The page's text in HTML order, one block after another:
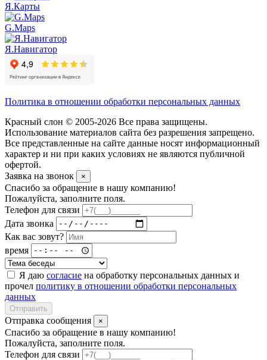
Я.Карты
G.Maps
Я.Навигатор
Политика в отношении обработки персональных данных
Красный слон © 2005-2026 Все права защищены.
Использование материалов сайта без разрешения запрещено.
Все представленные на сайте данные носят информационный
характер и ни при каких условиях не являются публичной
офертой.
Заявка на звонок
×
Спасибо за обращение в нашу компанию!
Пожалуйста, заполните поля.
Телефон для связи
Дата звонка
Как вас зовут?
время
Я даю согласие на обработку персональных данных и
прочел политику в отношении обработки персональных
данных
Отправить
Отправка сообщения ×
Спасибо за обращение в нашу компанию!
Пожалуйста, заполните поля.
Телефон для связи